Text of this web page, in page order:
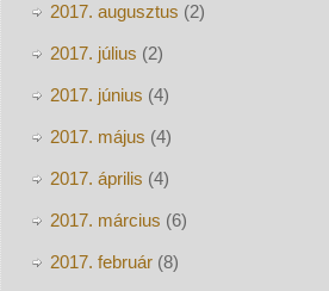
2017. augusztus (2)
2017. július (2)
2017. június (4)
2017. május (4)
2017. április (4)
2017. március (6)
2017. február(8)